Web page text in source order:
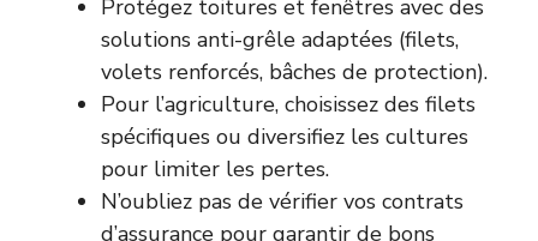
Protégez toitures et fenêtres avec des
solutions anti-grêle adaptées (filets,
volets renforcés, bâches de protection).
Pour l’agriculture, choisissez des filets
spécifiques ou diversifiez les cultures
pour limiter les pertes.
N’oubliez pas de vérifier vos contrats
d’assurance pour garantir de bons